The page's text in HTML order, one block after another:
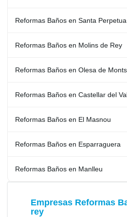
Reformas Baños en Santa
Reformas Baños en Molins de Rey
Reformas Baños en Olesa de
Reformas Baños en Castellar del
Reformas Baños en El Masnou
Reformas Baños en Esparraguera
Reformas Baños en Manlleu
Empresas Reformas
rey